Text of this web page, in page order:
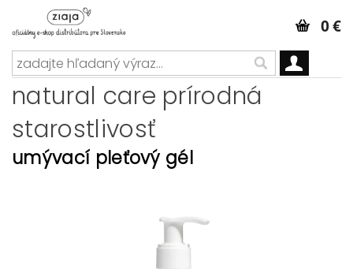
0 €
natural care prírodná
starostlivosť
umývací pleťový gél